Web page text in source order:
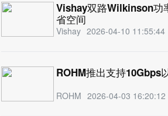
Vishay双路Wilkinson功
省空间
Vishay 2026-04-10 11:55:44
ROHM推出支持10Gbps
ROHM 2026-04-03 16:20:12